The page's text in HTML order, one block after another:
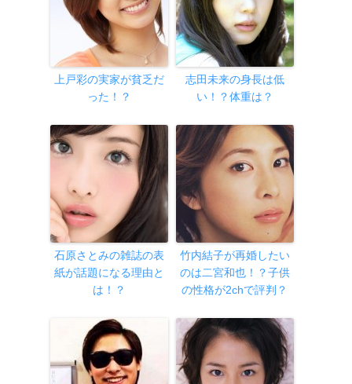
上戸彩の実家が貧乏だ
った！？
志田未来の身長は低
い！？体重は？
石原さとみの雑誌の表
紙が話題になる理由と
は！？
竹内結子が再婚したい
のは二宮和也！？子供
の性格が2chで評判？